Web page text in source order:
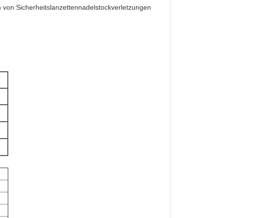
Sicherheitslanzettennadelstockverletzungen